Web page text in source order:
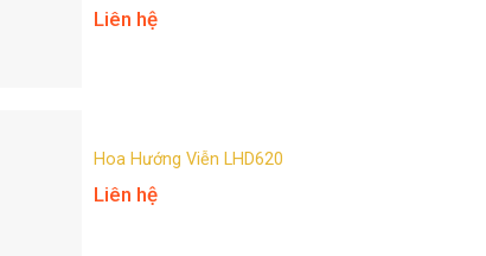
Liên hệ
Hoa Hướng Viễn LHD620
Liên hệ